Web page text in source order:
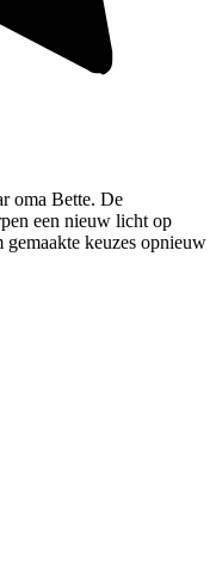
oma Bette. De
een nieuw licht op
keuzes opnieuw